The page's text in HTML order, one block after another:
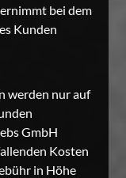
bei dem
Kunden
werden nur auf
GmbH
Kosten
in Höhe